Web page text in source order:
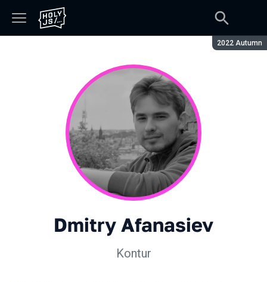
Season:
2022 Autumn
Dmitry Afanasiev
Kontur